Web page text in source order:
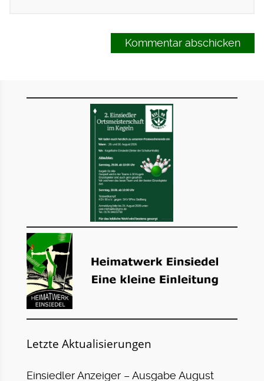
Letzte Aktualisierungen
Einsiedler Anzeiger – Ausgabe August